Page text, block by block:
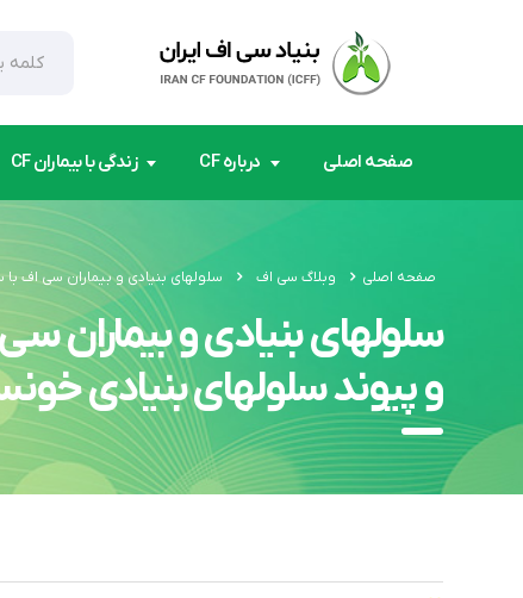
صفحه اصلی درباره CF زندگی با بیماران CF
صفحه اصلی وبلاگ سی اف سلولهای بنیادی و بیماران سی اف
سلولهای بنیادی و
و پیوند سلولهای بنیادی